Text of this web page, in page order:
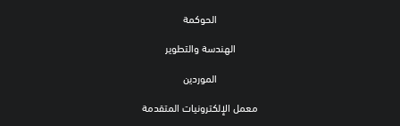
الحوكمة
الهندسة والتطوير
الموردين
معمل الإلكترونيات المتقدمة